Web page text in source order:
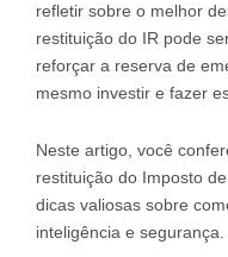
refletir sobre o melhor
restituição do IR pode
reforçar a reserva de
mesmo investir e fazer
Neste artigo, você
restituição do Imposto
dicas valiosas sobre
inteligência e segurança.